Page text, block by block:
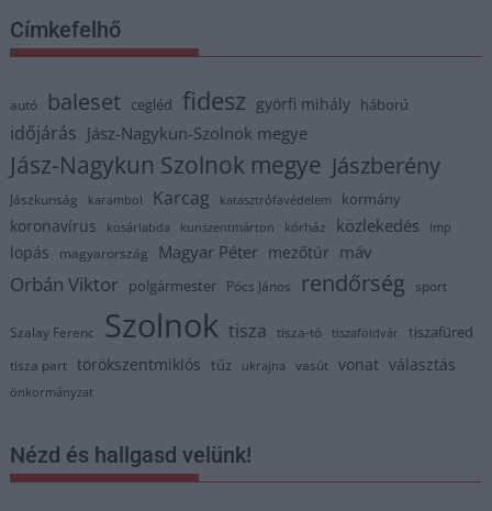
Címkefelhő
autó baleset cegléd fidesz györfi mihály háború
időjárás Jász-Nagykun-Szolnok megye
Jász-Nagykun Szolnok megye Jászberény
Jászkunság karambol Karcag katasztrófavédelem kormány
koronavírus kosárlabda kunszentmárton kórház közlekedés lmp
lopás magyarország Magyar Péter mezőtúr máv
Orbán Viktor polgármester Pócs János rendőrség sport
Szalay Ferenc Szolnok tisza tisza-tó tiszaföldvár tiszafüred
tisza part törökszentmiklós tűz ukrajna vasút vonat választás
önkormányzat
Nézd és hallgasd velünk!